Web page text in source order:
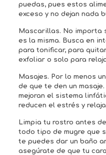
puedas, pues estos
exceso y no dejan nada
Mascarillas. No importa
es la misma. Busca en
para tonificar, para
exfoliar o solo para
Masajes. Por lo menos
de que te den un
mejoran el sistema
reducen el estrés y
Limpia tu rostro antes
todo tipo de mugre que
te puedes dar un baño
asegúrate de que tu